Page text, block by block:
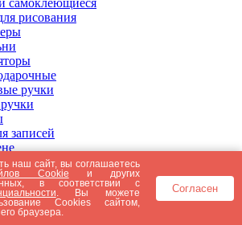
самоклеющиеся
рисования
ручки
записей
5000 рублей
5000 рублей
3000 рублей
2000 рублей
1000 рублей
наш сайт, вы соглашаетесь
Cookie и других
в соответствии с
. Вы можете
Cookies сайтом,
браузера.
Согласен